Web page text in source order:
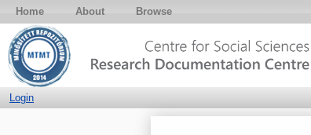
Home About Browse
Login